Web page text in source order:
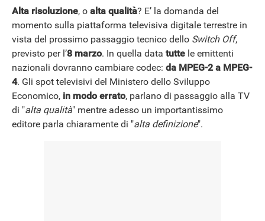
tendenze dal mondo tech, approfondimenti, guide e
tutorial, per un pubblico di principianti e di esperti, di
utenti privati, di PMI e professionisti. Qui trovate i nostri
articoli sul mondo Android e Apple, app e social, audio e
video, smartphone e wearable, domotica e gadget.
Alta risoluzione, o alta qualità? E’ la domanda del
momento sulla piattaforma televisiva digitale terrestre in
vista del prossimo passaggio tecnico dello Switch Off,
previsto per l’8 marzo. In quella data tutte le emittenti
nazionali dovranno cambiare codec: da MPEG-2 a MPEG-
4. Gli spot televisivi del Ministero dello Sviluppo
Economico, in modo errato, parlano di passaggio alla TV
di "alta qualità" mentre adesso un importantissimo
editore parla chiaramente di "alta definizione".